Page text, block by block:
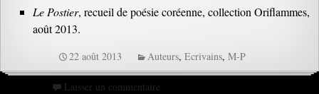
Le Postier, recueil de poésie coréenne, collection Oriflammes,
août 2013.
22 août 2013 Auteurs,Ecrivains,M-P
Laisser un commentaire